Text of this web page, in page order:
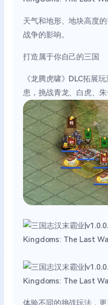
天气和地形、地块高度
战争的影响。
打造属于你自己的三国
《龙腾虎啸》DLC拓展
患，挑战青龙、白虎、朱
体验不同的挑战玩法，